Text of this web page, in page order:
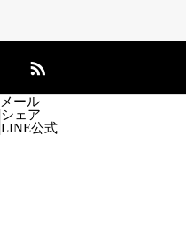
メール
シェア
LINE公式